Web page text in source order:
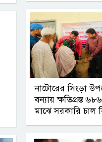
নাটোরের সিংড়া
বন্যায় ক্ষতিগ্রস্ত
মাঝে সরকারি চাল